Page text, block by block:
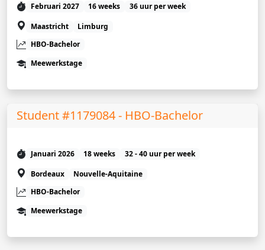
Februari 2027 16 weeks
36 uur per week
Maastricht
Limburg
HBO-Bachelor
Meewerkstage
Student #1179084 - HBO-Bachelor
Januari 2026 18 weeks
32 - 40 uur per week
Bordeaux
Nouvelle-Aquitaine
HBO-Bachelor
Meewerkstage